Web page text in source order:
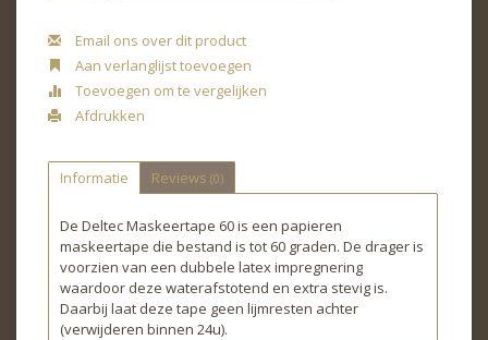
Email ons over dit product
Aan verlanglijst toevoegen
Toevoegen om te vergelijken
Afdrukken
Informatie Reviews (0)
De Deltec Maskeertape 60 is een papieren
maskeertape die bestand is tot 60 graden. De drager is
voorzien van een dubbele latex impregnering
waardoor deze waterafstotend en extra stevig is.
Daarbij laat deze tape geen lijmresten achter
(verwijderen binnen 24u).